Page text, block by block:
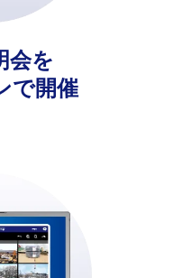
会を
で開催